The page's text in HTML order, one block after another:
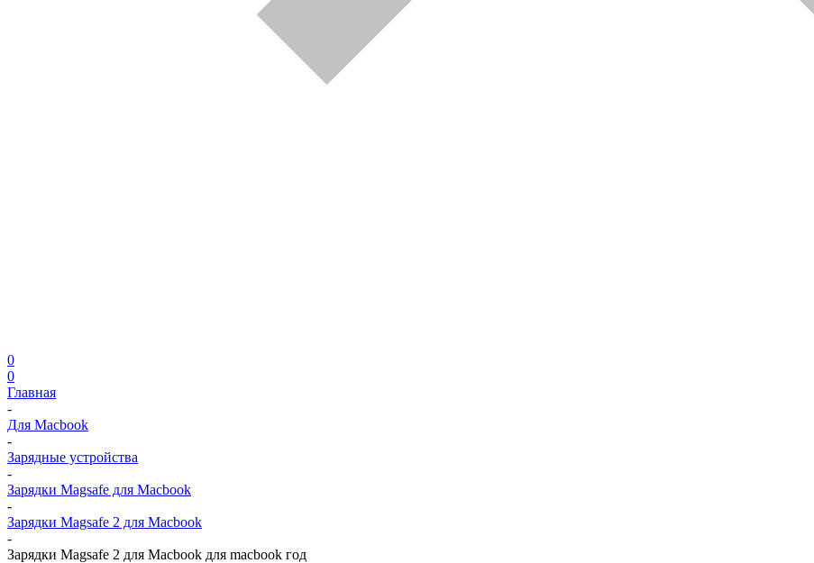
0
0
Главная
-
Для Macbook
-
Зарядные устройства
-
Зарядки Magsafe для Macbook
-
Зарядки Magsafe 2 для Macbook
-
Зарядки Magsafe 2 для Macbook для macbook год